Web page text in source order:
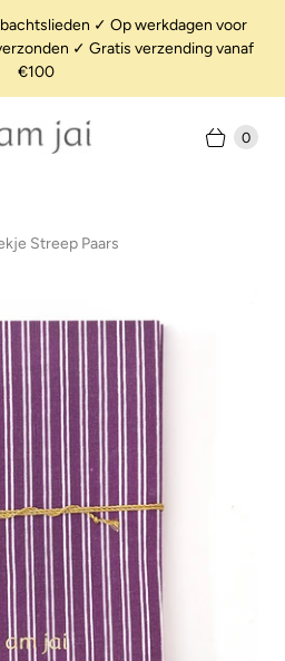
✓ Op werkdagen voor
✓ Gratis verzending vanaf
€100
0
Streep Paars